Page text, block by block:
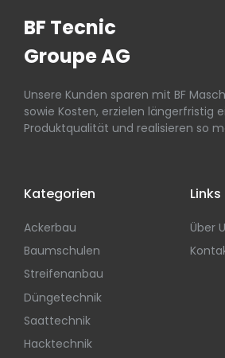
BF Tecnic
Groupe AG
Unsere Kunden sparen mit BF
sowie Kosten, erzielen längerfristig
Produktqualität und realisieren so
Kategorien
Ackerbau
Baumschulen
Streifenanbau
Düngetechnik
Saattechnik
Hacktechnik
Links
Über